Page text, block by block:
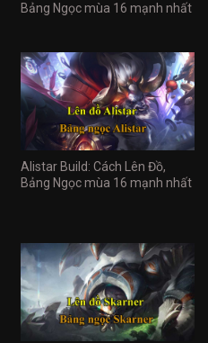
Bảng Ngọc mùa 16 mạnh nhất
Alistar Build: Cách Lên Đồ,
Bảng Ngọc mùa 16 mạnh nhất